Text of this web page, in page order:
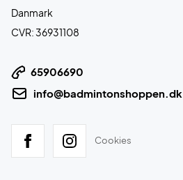
Danmark
CVR: 36931108
65906690
info@badmintonshoppen.dk
Cookies